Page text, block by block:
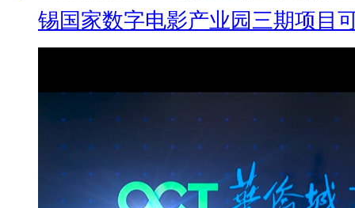
锡国家数字电影产业园三期项目